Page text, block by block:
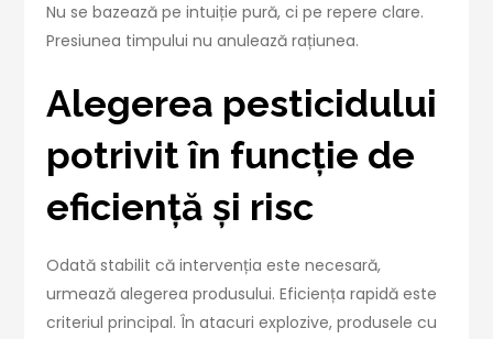
Nu se bazează pe intuiție pură, ci pe repere clare.
Presiunea timpului nu anulează rațiunea.
Alegerea pesticidului
potrivit în funcție de
eficiență și risc
Odată stabilit că intervenția este necesară,
urmează alegerea produsului. Eficiența rapidă este
criteriul principal. În atacuri explozive, produsele cu